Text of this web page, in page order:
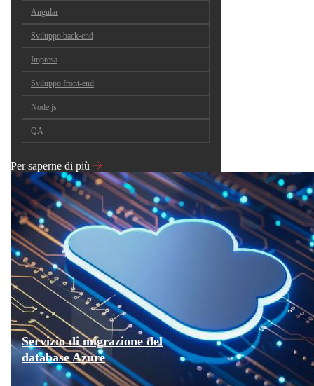
Angular
Sviluppo back-end
Impresa
Sviluppo front-end
Node.js
QA
Per saperne di più
Servizio di migrazione del
database Azure